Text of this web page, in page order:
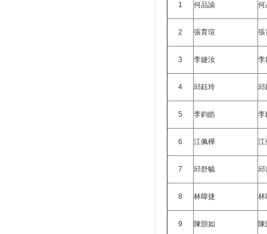
1 何品諭 何
2 張育瑄 張
3 李婕汝 李
4 邱鈺玲 邱
5 李鈞皓 李
6 江佩樺 江
7 邱舒毓 邱
8 林暐捷 林
9 陳顗如 陳